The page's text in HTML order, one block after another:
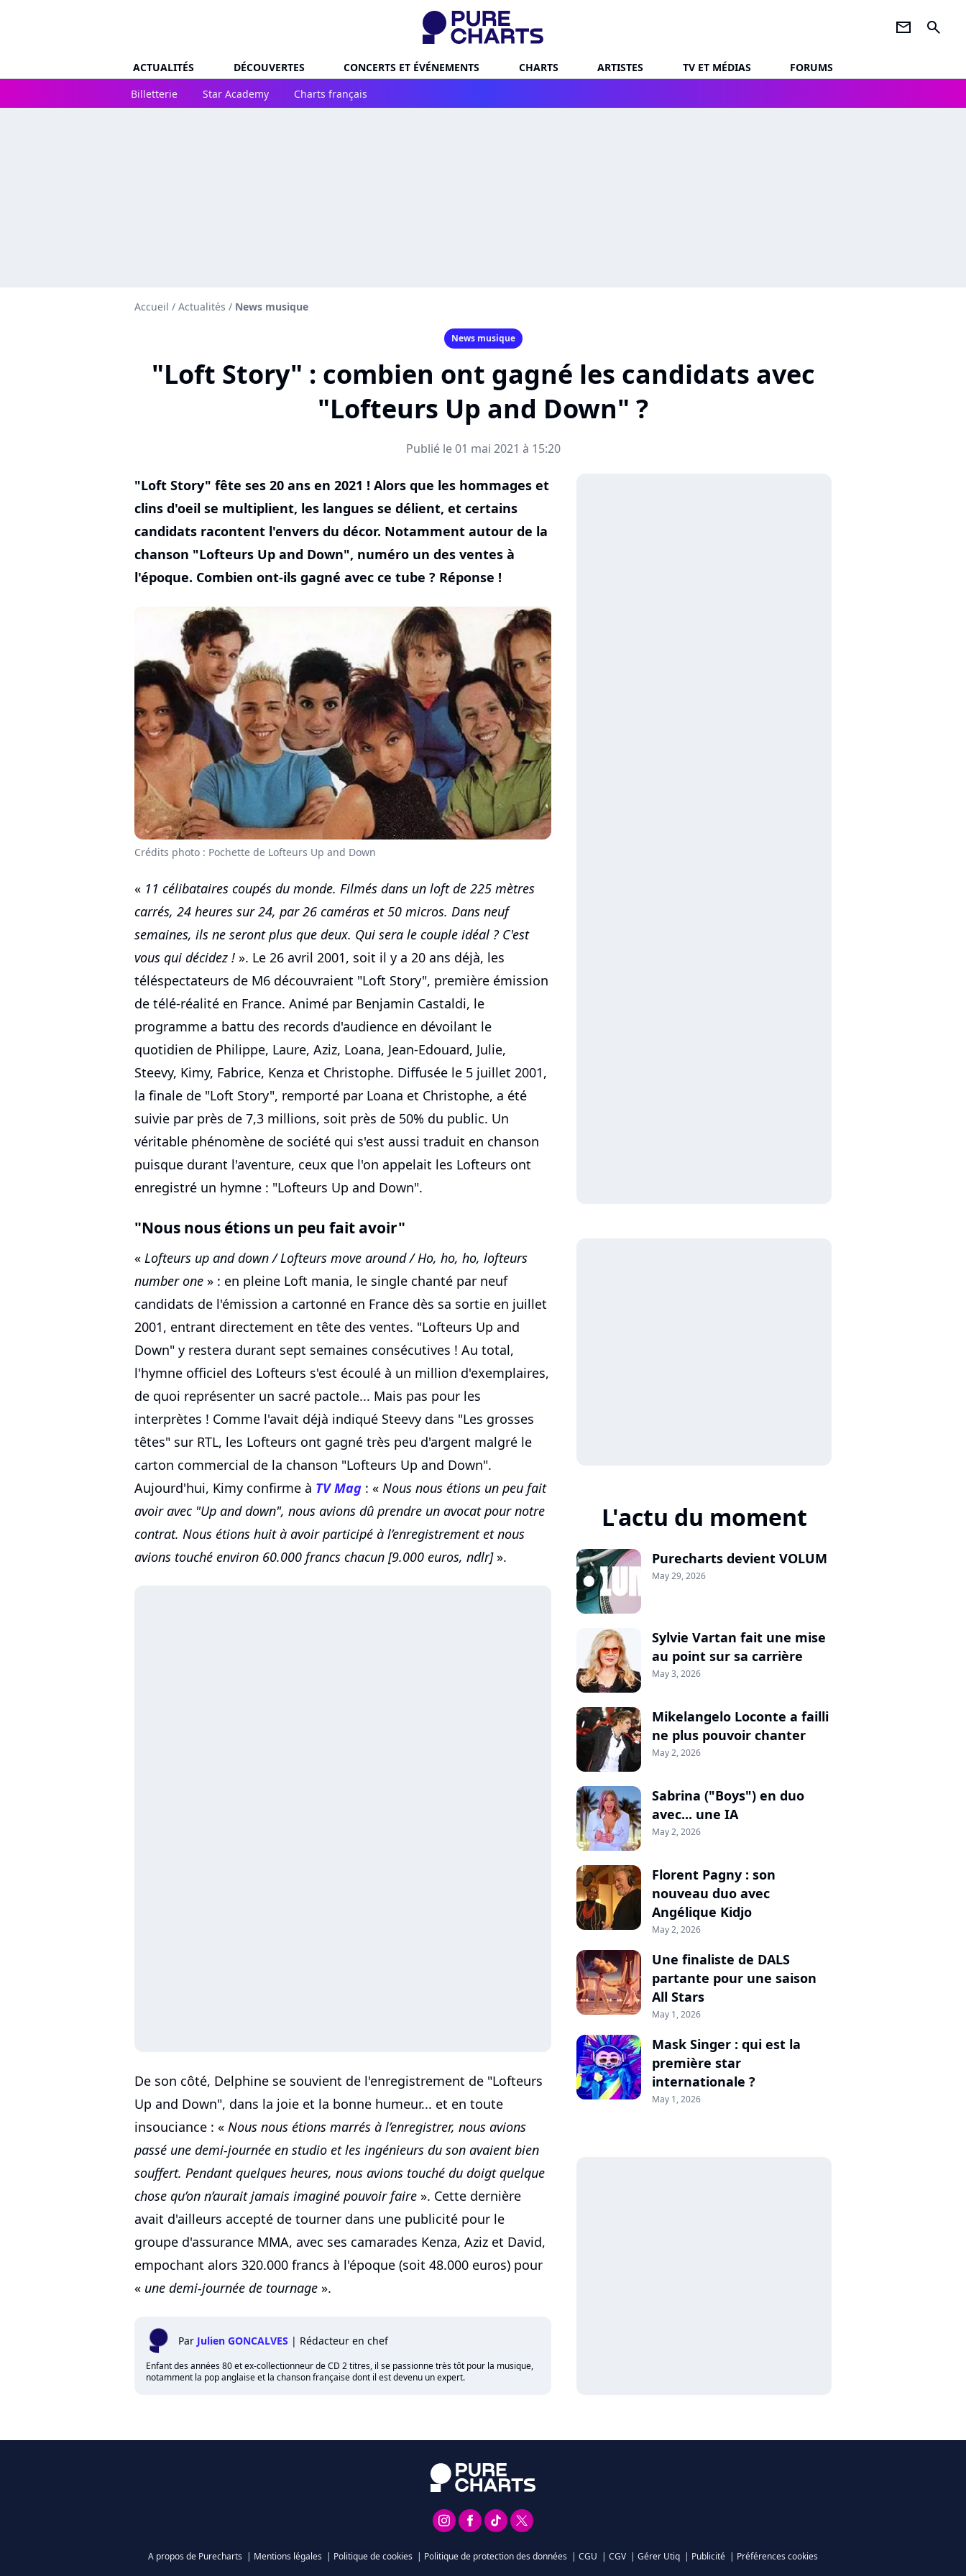
newsletter search
ACTUALITÉS DÉCOUVERTES CONCERTS ET ÉVÉNEMENTS CHARTS ARTISTES TV ET MÉDIAS
FORUMS
Billetterie
Star Academy Charts français
Accueil / Actualités / News musique
News musique
"Loft Story" : combien ont gagné les candidats avec
"Lofteurs Up and Down" ?
Publié le 01 mai 2021 à 15:20
"Loft Story" fête ses 20 ans en 2021 ! Alors que les hommages et
clins d'oeil se multiplient, les langues se délient, et certains
candidats racontent l'envers du décor. Notamment autour de la
chanson "Lofteurs Up and Down", numéro un des ventes à
l'époque. Combien ont-ils gagné avec ce tube ? Réponse !
Crédits photo : Pochette de Lofteurs Up and Down
« 11 célibataires coupés du monde. Filmés dans un loft de 225 mètres
carrés, 24 heures sur 24, par 26 caméras et 50 micros. Dans neuf
semaines, ils ne seront plus que deux. Qui sera le couple idéal ? C'est
vous qui décidez ! ». Le 26 avril 2001, soit il y a 20 ans déjà, les
téléspectateurs de M6 découvraient "Loft Story", première émission
de télé-réalité en France. Animé par Benjamin Castaldi, le
programme a battu des records d'audience en dévoilant le
quotidien de Philippe, Laure, Aziz, Loana, Jean-Edouard, Julie,
Steevy, Kimy, Fabrice, Kenza et Christophe. Diffusée le 5 juillet 2001,
la finale de "Loft Story", remporté par Loana et Christophe, a été
suivie par près de 7,3 millions, soit près de 50% du public. Un
véritable phénomène de société qui s'est aussi traduit en chanson
puisque durant l'aventure, ceux que l'on appelait les Lofteurs ont
enregistré un hymne : "Lofteurs Up and Down".
"Nous nous étions un peu fait avoir"
« Lofteurs up and down / Lofteurs move around / Ho, ho, ho, lofteurs
number one » : en pleine Loft mania, le single chanté par neuf
candidats de l'émission a cartonné en France dès sa sortie en juillet
2001, entrant directement en tête des ventes. "Lofteurs Up and
Down" y restera durant sept semaines consécutives ! Au total,
l'hymne officiel des Lofteurs s'est écoulé à un million d'exemplaires,
de quoi représenter un sacré pactole... Mais pas pour les
interprètes ! Comme l'avait déjà indiqué Steevy dans "Les grosses
têtes" sur RTL, les Lofteurs ont gagné très peu d'argent malgré le
carton commercial de la chanson "Lofteurs Up and Down".
Aujourd'hui, Kimy confirme à TV Mag : « Nous nous étions un peu fait
avoir avec "Up and down", nous avions dû prendre un avocat pour notre
contrat. Nous étions huit à avoir participé à l’enregistrement et nous
avions touché environ 60.000 francs chacun [9.000 euros, ndlr]».
De son côté, Delphine se souvient de l'enregistrement de "Lofteurs
Up and Down", dans la joie et la bonne humeur... et en toute
insouciance : « Nous nous étions marrés à l’enregistrer, nous avions
passé une demi-journée en studio et les ingénieurs du son avaient bien
souffert. Pendant quelques heures, nous avions touché du doigt quelque
chose qu’on n’aurait jamais imaginé pouvoir faire ». Cette dernière
avait d'ailleurs accepté de tourner dans une publicité pour le
groupe d'assurance MMA, avec ses camarades Kenza, Aziz et David,
empochant alors 320.000 francs à l'époque (soit 48.000 euros) pour
« une demi-journée de tournage ».
Par Julien GONCALVES | Rédacteur en chef
Enfant des années 80 et ex-collectionneur de CD 2 titres, il se passionne très tôt pour la musique,
notamment la pop anglaise et la chanson française dont il est devenu un expert.
L'actu du moment
Purecharts devient VOLUM
May 29, 2026
Sylvie Vartan fait une mise
au point sur sa carrière
May 3, 2026
Mikelangelo Loconte a failli
ne plus pouvoir chanter
May 2, 2026
Sabrina ("Boys") en duo
avec... une IA
May 2, 2026
Florent Pagny : son
nouveau duo avec
Angélique Kidjo
May 2, 2026
Une finaliste de DALS
partante pour une saison
All Stars
May 1, 2026
Mask Singer : qui est la
première star
internationale ?
May 1, 2026
A propos de Purecharts | Mentions légales | Politique de cookies | Politique de protection des données | CGU | CGV | Gérer Utiq | Publicité | Préférences cookies